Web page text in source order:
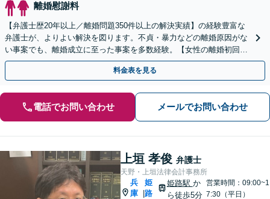
離婚慰謝料
【弁護士歴20年以上／離婚問題350件以上の解決実績】の経験豊富な
弁護士が、よりよい解決を図ります。不貞・暴力などの離婚原因がな
い事案でも、離婚成立に至った事案を多数経験。【女性の離婚初回相
談無料】利用しやすくわかりやすいい料金設定
料金表を見る
電話でお問い合わせ メールでお問い合わせ
上垣 孝俊 弁護士
天野・上垣法律会計事務所
兵
庫
姫
路
姫路駅 か
ら徒歩5分
営業時間：09:00~1
7:30（平日）